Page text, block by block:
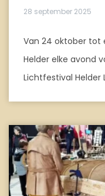
28 september 2025
Van 24 oktober tot
Helder elke avond
Lichtfestival Helder